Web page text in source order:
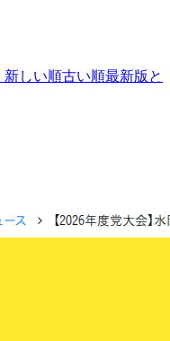
新しい順古い順最新版と